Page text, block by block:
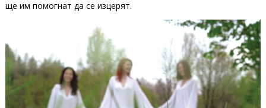
ще им помогнат да се изцерят.